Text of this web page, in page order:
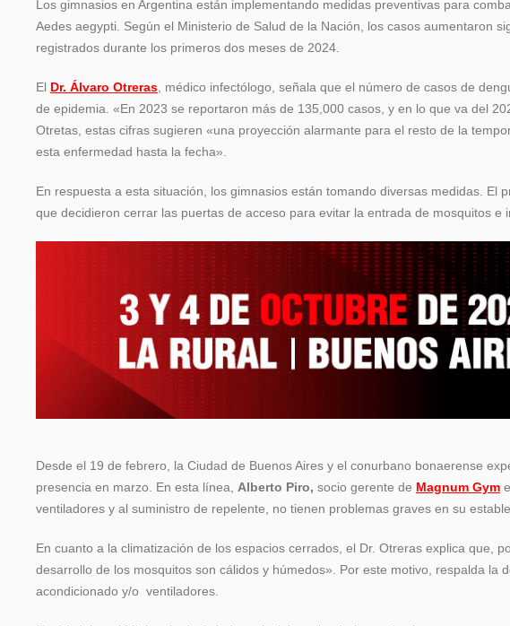
Los gimnasios en Argentina están implementando medidas preventivas para
Aedes aegypti. Según el Ministerio de Salud de la Nación, los casos aumentaron
registrados durante los primeros dos meses de 2024.
El Dr. Álvaro Otreras , médico infectólogo, señala que el número de casos de
de epidemia. «En 2023 se reportaron más de 135,000 casos, y en lo que va del
Otretas, estas cifras sugieren «una proyección alarmante para el resto de la
esta enfermedad hasta la fecha».
En respuesta a esta situación, los gimnasios están tomando diversas medidas. El
que decidieron cerrar las puertas de acceso para evitar la entrada de mosquitos e
Desde el 19 de febrero, la Ciudad de Buenos Aires y el conurbano bonaerense
presencia en marzo. En esta línea, Alberto Piro, socio gerente de Magnum Gym
ventiladores y al suministro de repelente, no tienen problemas graves en su
En cuanto a la climatización de los espacios cerrados, el Dr. Otreras explica que,
desarrollo de los mosquitos son cálidos y húmedos». Por este motivo, respalda la
acondicionado y/o ventiladores.